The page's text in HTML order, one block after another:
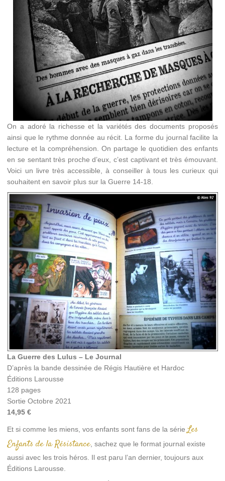
On a adoré la richesse et la variétés des documents proposés
ainsi que le rythme donnée au récit. La forme du journal facilite la
lecture et la compréhension. On partage le quotidien des enfants
en se sentant très proche d’eux, c’est captivant et très émouvant.
Voici un livre très accessible, à conseiller à tous les curieux qui
souhaitent en savoir plus sur la Guerre 14-18.
La Guerre des Lulus – Le Journal
D’après la bande dessinée de Régis Hautière et Hardoc
Éditions Larousse
128 pages
Sortie Octobre 2021
14,95 €
Et si comme les miens, vos enfants sont fans de la sérieLes
Enfants de la Résistance, sachez que le format journal existe
aussi avec les trois héros. Il est paru l’an dernier, toujours aux
Éditions Larousse.